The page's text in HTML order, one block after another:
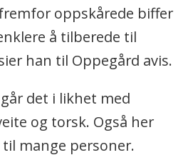
oppskårede biffer
å tilberede til
han til Oppegård avis.
det i likhet med
og torsk. Også her
mange personer.